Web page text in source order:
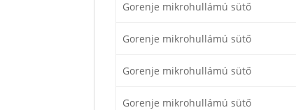
Gorenje mikrohullámú sütő
Gorenje mikrohullámú sütő
Gorenje mikrohullámú sütő
Gorenje mikrohullámú sütő